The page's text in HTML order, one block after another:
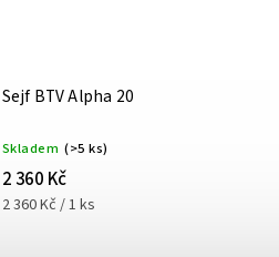
Sejf BTV Alpha 20
Skladem (>5 ks)
2 360 Kč
2 360 Kč / 1 ks